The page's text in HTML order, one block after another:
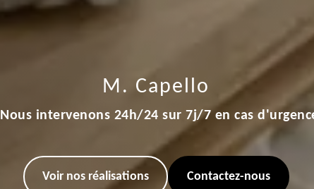
M. Capello
Nous intervenons 24h/24 sur 7j/7 en cas
Voir nos réalisations Contactez-nous